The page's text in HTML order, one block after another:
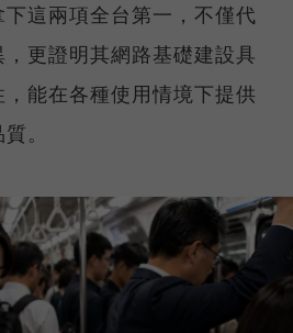
這兩項全台第一，不僅代
更證明其網路基礎建設具
能在各種使用情境下提供
。